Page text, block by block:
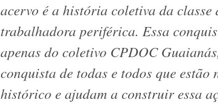
acervo é a história coletiva da classe
trabalhadora periférica. Essa
apenas do coletivo CPDOC
conquista de todas e todos que estão
histórico e ajudam a construir essa